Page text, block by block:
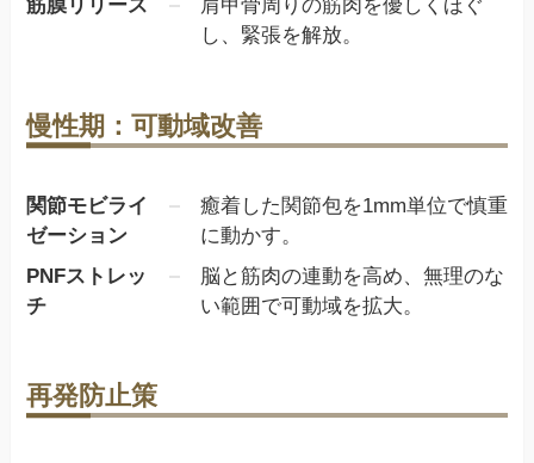
筋膜リリース
肩甲骨周りの筋肉を優しくほぐ
し、緊張を解放。
慢性期：可動域改善
関節モビライ
ゼーション
癒着した関節包を1mm単位で慎重
に動かす。
PNFストレッ
チ
脳と筋肉の連動を高め、無理のな
い範囲で可動域を拡大。
再発防止策